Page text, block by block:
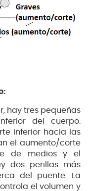
hay tres pequeñas
del cuerpo.
inferior hacia las
el aumento/corte
de medios y el
dos perillas más
del puente. La
el volumen y